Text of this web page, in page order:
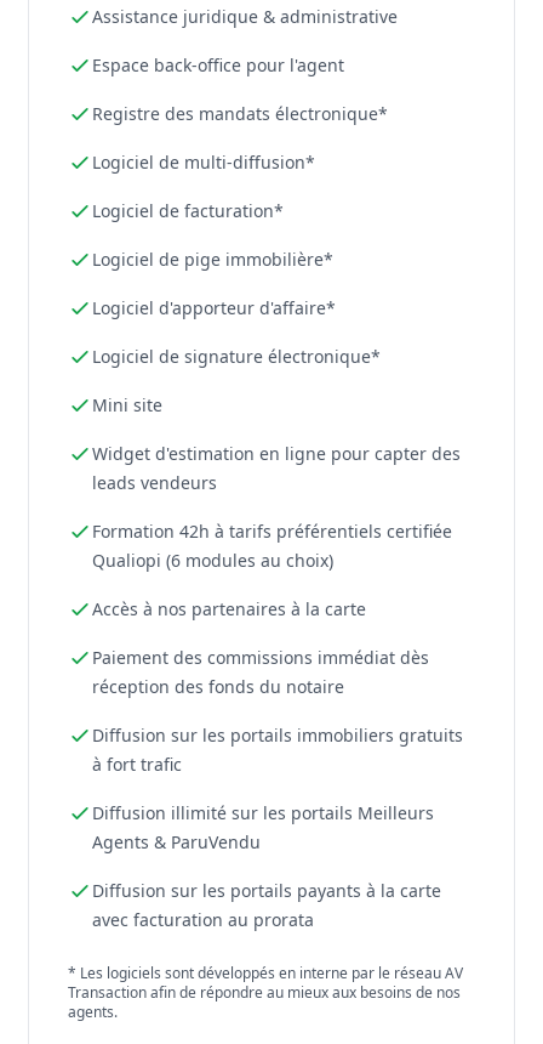
Assistance juridique & administrative
Espace back-office pour l'agent
Registre des mandats électronique*
Logiciel de multi-diffusion*
Logiciel de facturation*
Logiciel de pige immobilière*
Logiciel d'apporteur d'affaire*
Logiciel de signature électronique*
Mini site
Widget d'estimation en ligne pour capter des
leads vendeurs
Formation 42h à tarifs préférentiels certifiée
Qualiopi (6 modules au choix)
Accès à nos partenaires à la carte
Paiement des commissions immédiat dès
réception des fonds du notaire
Diffusion sur les portails immobiliers gratuits
à fort trafic
Diffusion illimité sur les portails Meilleurs
Agents & ParuVendu
Diffusion sur les portails payants à la carte
avec facturation au prorata
* Les logiciels sont développés en interne par le réseau AV
Transaction afin de répondre au mieux aux besoins de nos
agents.